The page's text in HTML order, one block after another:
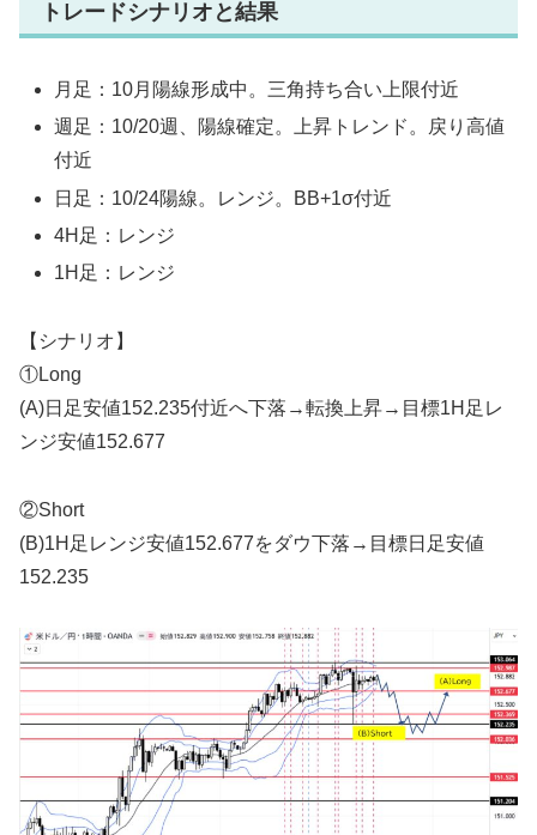
トレードシナリオと結果
月足：10月陽線形成中。三角持ち合い上限付近
週足：10/20週、陽線確定。上昇トレンド。戻り高値
付近
日足：10/24陽線。レンジ。BB+1σ付近
4H足：レンジ
1H足：レンジ
【シナリオ】
①Long
(A)日足安値152.235付近へ下落→転換上昇→目標1H足レ
ンジ安値152.677
②Short
(B)1H足レンジ安値152.677をダウ下落→目標日足安値
152.235